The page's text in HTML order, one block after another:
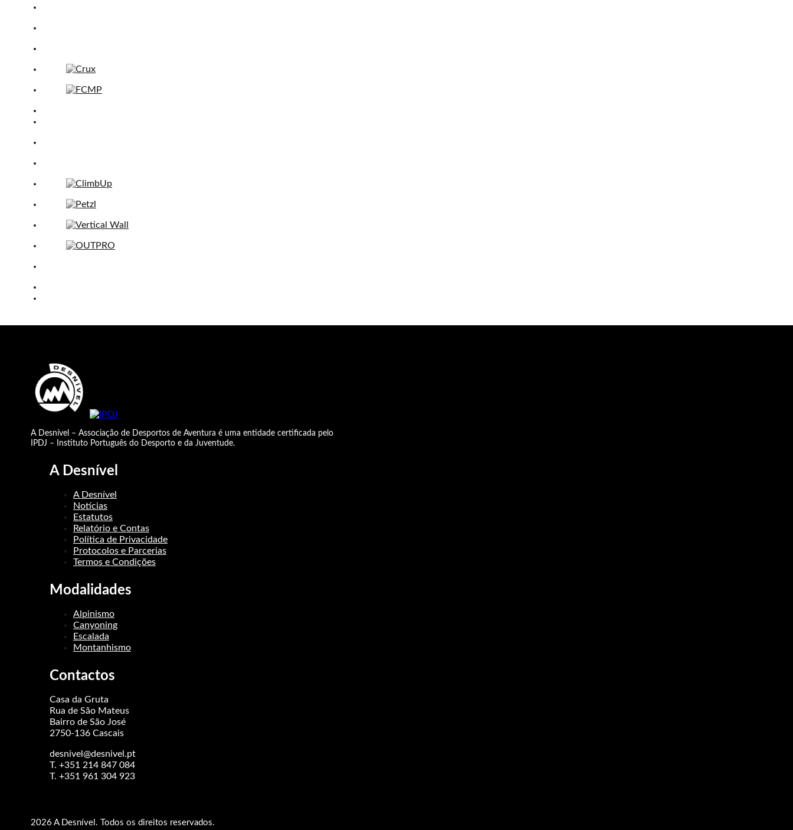
A Desnível – Associação de Desportos de Aventura é uma entidade certificada pelo
IPDJ – Instituto Português do Desporto e da Juventude.
A Desnível
A Desnível
Notícias
Estatutos
Relatório e Contas
Política de Privacidade
Protocolos e Parcerias
Termos e Condições
Modalidades
Alpinismo
Canyoning
Escalada
Montanhismo
Contactos
Casa da Gruta
Rua de São Mateus
Bairro de São José
2750-136 Cascais
desnivel@desnivel.pt
T. +351 214 847 084
T. +351 961 304 923
2026 A Desnível. Todos os direitos reservados.